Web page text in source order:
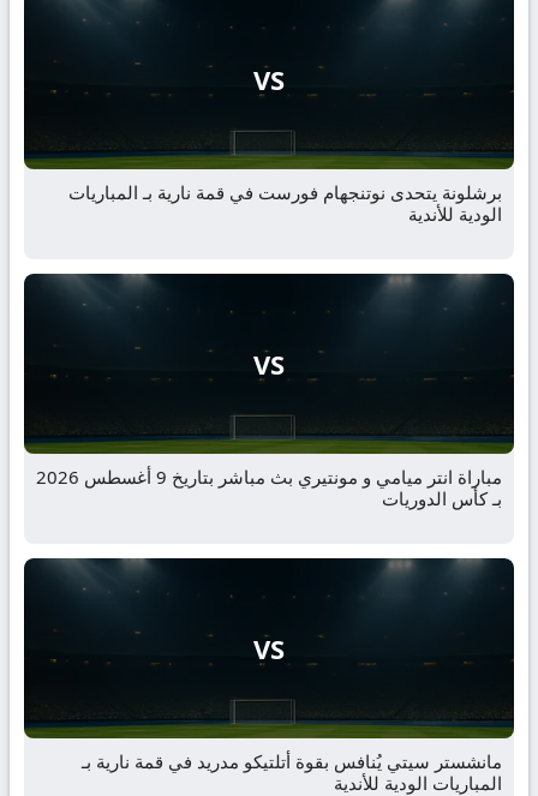
VS
برشلونة يتحدى نوتنجهام فورست في قمة نارية بـ المباريات
الودية للأندية
VS
مباراة انتر ميامي و مونتيري بث مباشر بتاريخ 9 أغسطس 2026
بـ كأس الدوريات
VS
مانشستر سيتي يُنافس بقوة أتلتيكو مدريد في قمة نارية بـ
المباريات الودية للأندية